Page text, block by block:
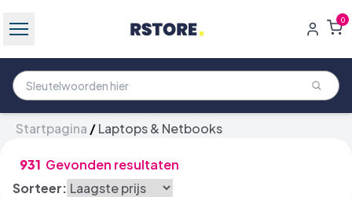
0
Startpagina /Laptops & Netbooks
931 Gevonden resultaten
Sorteer: